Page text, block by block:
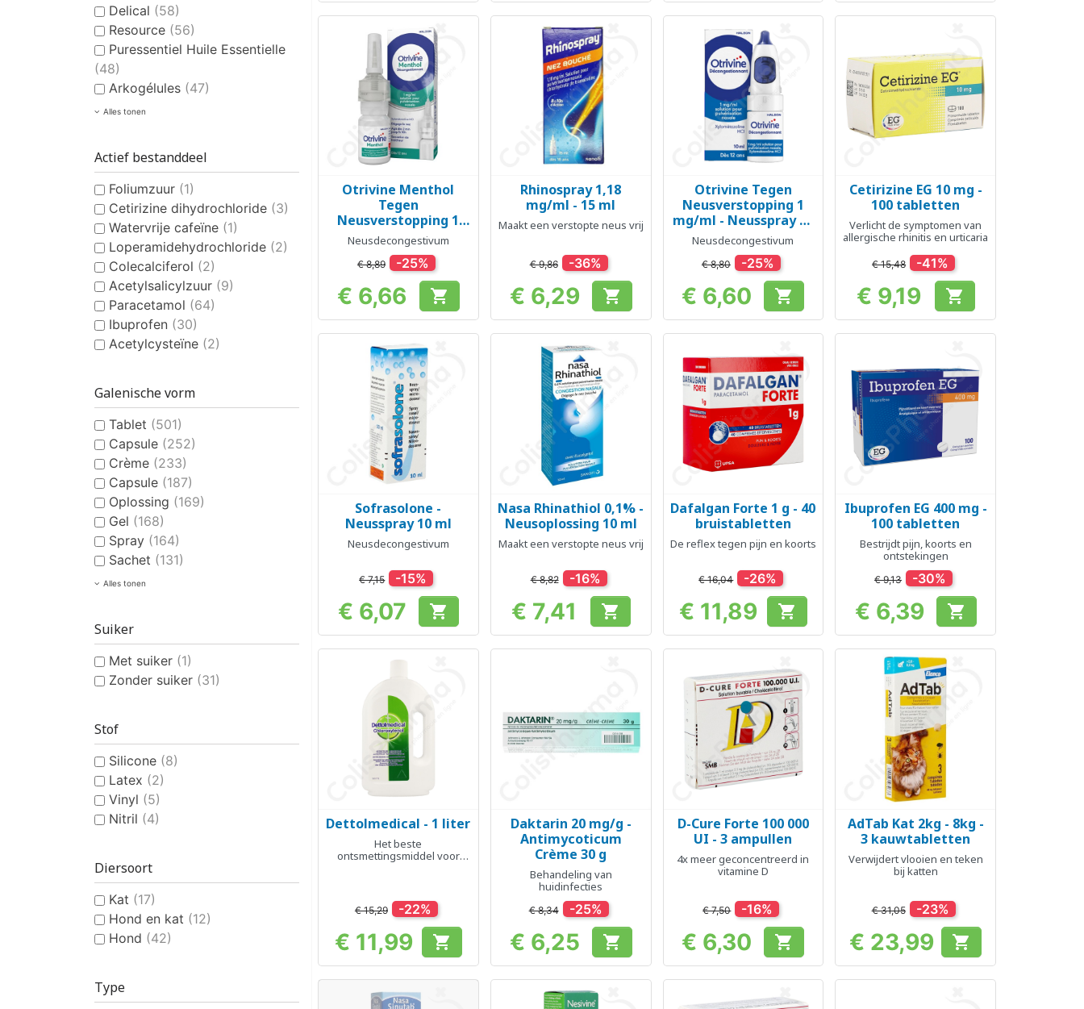
Delical (58)
Resource (56)
Puressentiel Huile Essentielle
(48)
Arkogélules (47)
Alles tonen
Actief bestanddeel
Foliumzuur (1)
Cetirizine dihydrochloride (3)
Watervrije cafeïne (1)
Loperamidehydrochloride (2)
Colecalciferol (2)
Acetylsalicylzuur (9)
Paracetamol (64)
Ibuprofen (30)
Acetylcysteïne (2)
Galenische vorm
Tablet (501)
Capsule (252)
Crème (233)
Capsule (187)
Oplossing (169)
Gel (168)
Spray (164)
Sachet (131)
Alles tonen
Suiker
Met suiker (1)
Zonder suiker (31)
Stof
Silicone (8)
Latex (2)
Vinyl (5)
Nitril (4)
Diersoort
Kat (17)
Hond en kat (12)
Hond (42)
Type
Snel bekijken
Otrivine Menthol
Tegen
Neusverstopping 1
mg/ml -
Neusoplossing 10 ml
Neusdecongestivum
€ 8,89 -25%
Prijs
€ 6,66 
 Snel bekijken
Rhinospray 1,18
mg/ml - 15 ml
Maakt een verstopte neus vrij
€ 9,86 -36%
Prijs
€ 6,29 
Snel bekijken
Otrivine Tegen
Neusverstopping 1
mg/ml - Neusspray 10
ml
Neusdecongestivum
€ 8,80 -25%
Prijs
€ 6,60 
Snel bekijken
Cetirizine EG 10 mg -
100 tabletten
Verlicht de symptomen van
allergische rhinitis en urticaria
€ 15,48 -41%
Prijs
€ 9,19 
Snel bekijken
Sofrasolone -
Neusspray 10 ml
Neusdecongestivum
€ 7,15 -15%
Prijs
€ 6,07 
Snel bekijken
Nasa Rhinathiol 0,1% -
Neusoplossing 10 ml
Maakt een verstopte neus vrij
€ 8,82 -16%
Prijs
€ 7,41 
Snel bekijken
Dafalgan Forte 1 g - 40
bruistabletten
De reflex tegen pijn en koorts
€ 16,04 -26%
Prijs
€ 11,89 
Snel bekijken
Ibuprofen EG 400 mg -
100 tabletten
Bestrijdt pijn, koorts en
ontstekingen
€ 9,13 -30%
Prijs
€ 6,39 
 Snel bekijken
Dettolmedical - 1 liter
Het beste
ontsmettingsmiddel voor
€ 15,29 -22%
Prijs
€ 11,99 
Snel bekijken
Daktarin 20 mg/g -
Antimycoticum
Crème 30 g
Behandeling van
huidinfecties
€ 8,34 -25%
Prijs
€ 6,25 
Snel bekijken
D-Cure Forte 100 000
UI - 3 ampullen
4x meer geconcentreerd in
vitamine D
€ 7,50 -16%
Prijs
€ 6,30 
Snel bekijken
AdTab Kat 2kg - 8kg -
3 kauwtabletten
Verwijdert vlooien en teken
bij katten
€ 31,05 -23%
Prijs
€ 23,99 